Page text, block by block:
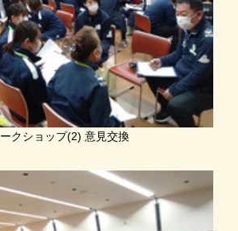
クショップ(2) 意見交換